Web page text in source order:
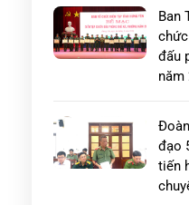
Ban
đấu
năm
đạo
tiến